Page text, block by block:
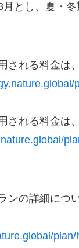
とし、夏・冬
される料金は
される料金は
ンの詳細につ
plan/